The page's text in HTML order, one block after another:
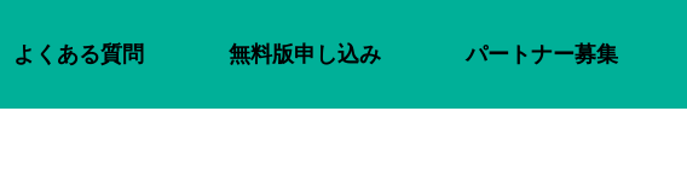
よくある質問 無料版申し込み パートナー募集